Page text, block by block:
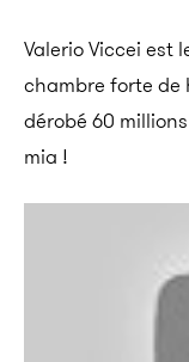
Valerio Viccei est
chambre forte de
dérobé 60
mia !